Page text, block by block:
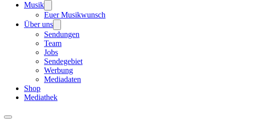
Musik
Euer Musikwunsch
Über uns
Sendungen
Team
Jobs
Sendegebiet
Werbung
Mediadaten
Shop
Mediathek